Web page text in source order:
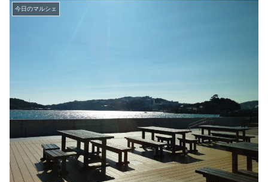
今日のマルシェ